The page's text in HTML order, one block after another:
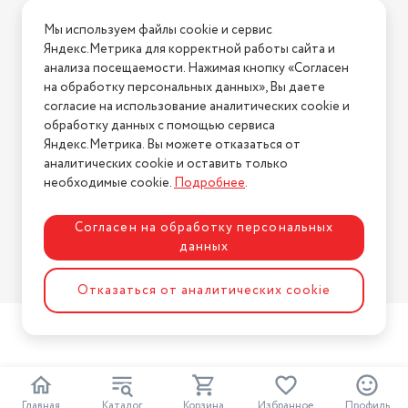
Ширина товара в упаковке, в
метрах
0.53
Высота товара в упаковке, в
метрах
0.315
Объем товара в упаковке, в
литрах
133.56
Страна-изготовитель
Китай
Количество скоростей
3
Предварительный фильтр
есть
Подача питания
внутренний блок
Производитель
Roda
Условия возврата
Нашли ошибку на сайте? Напишите нам
2026 © Интернет-магазин "АстМаркет". У нас есть всё!
Политика конфиденциальности
Разработка сайтаASTDESIGN
Мы используем файлы cookie и сервис
Яндекс.Метрика для корректной работы сайта и
анализа посещаемости. Нажимая кнопку «Согласен
на обработку персональных данных», Вы даете
согласие на использование аналитических cookie и
обработку данных с помощью сервиса
Яндекс.Метрика. Вы можете отказаться от
аналитических cookie и оставить только
необходимые cookie.Подробнее.
Согласен на обработку персональных
данных
Отказаться от аналитических cookie